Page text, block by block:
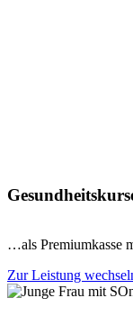
…als Premiumkasse
Zur Leistung